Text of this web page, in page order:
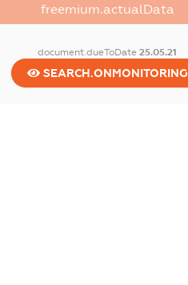
freemium.actualData
document.dueToDate25.05.21
SEARCH.ONMONITORING